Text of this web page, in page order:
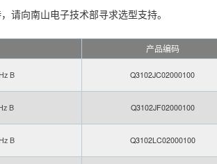
请向南山电子技术部寻求选型支持。
产品编码
B Q3102JC02000100
B Q3102JF02000100
B Q3102LC02000100